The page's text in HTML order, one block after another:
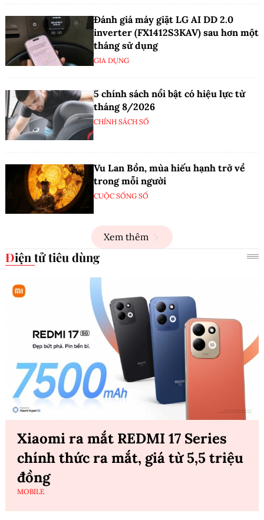
Đánh giá máy giặt LG AI DD 2.0
inverter (FX1412S3KAV) sau hơn một
tháng sử dụng
GIA DỤNG
5 chính sách nổi bật có hiệu lực từ
tháng 8/2026
CHÍNH SÁCH SỐ
Vu Lan Bồn, mùa hiếu hạnh trở về
trong mỗi người
CUỘC SỐNG SỐ
Xem thêm
Điện tử tiêu dùng
Xiaomi ra mắt REDMI 17 Series
chính thức ra mắt, giá từ 5,5 triệu
đồng
MOBILE